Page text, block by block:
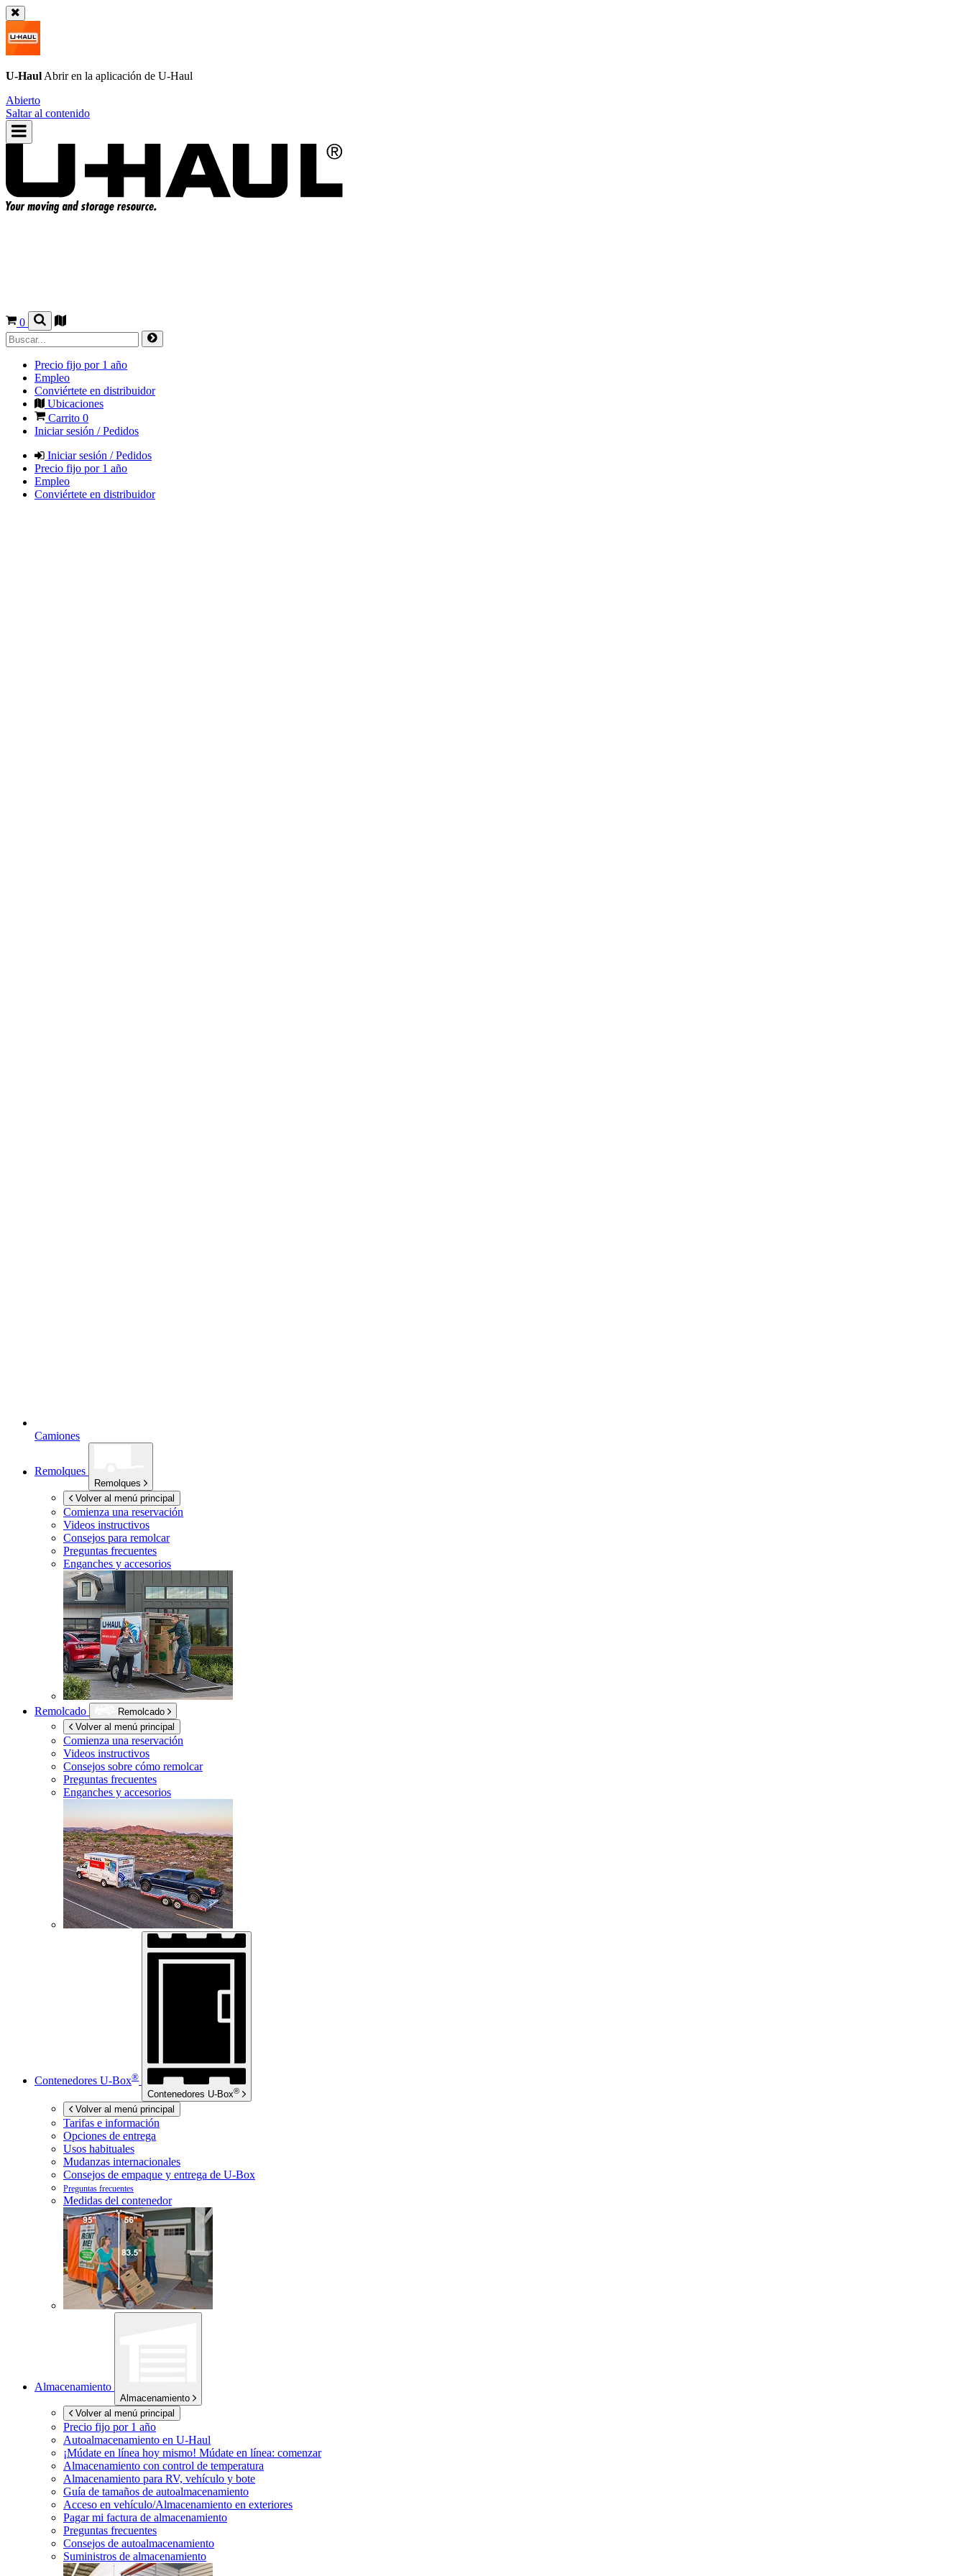
U-Haul Abrir en la aplicación de U-Haul
Abierto
Saltar al contenido
0
Precio fijo por 1 año
Empleo
Conviértete en distribuidor
Ubicaciones
Carrito 0
Iniciar sesión / Pedidos
Iniciar sesión / Pedidos
Precio fijo por 1 año
Empleo
Conviértete en distribuidor
Camiones
Remolques
Remolques
Volver al menú principal
Comienza una reservación
Videos instructivos
Consejos para remolcar
Preguntas frecuentes
Enganches y accesorios
Remolcado
Remolcado
Volver al menú principal
Comienza una reservación
Videos instructivos
Consejos sobre cómo remolcar
Preguntas frecuentes
Enganches y accesorios
Contenedores U-Box®
Contenedores U-Box®
Volver al menú principal
Tarifas e información
Opciones de entrega
Usos habituales
Mudanzas internacionales
Consejos de empaque y entrega de U-Box
Preguntas frecuentes
Medidas del contenedor
Almacenamiento
Almacenamiento
Volver al menú principal
Precio fijo por 1 año
Autoalmacenamiento en U-Haul
¡Múdate en línea hoy mismo! Múdate en línea: comenzar
Almacenamiento con control de temperatura
Almacenamiento para RV, vehículo y bote
Guía de tamaños de autoalmacenamiento
Acceso en vehículo/Almacenamiento en exteriores
Pagar mi factura de almacenamiento
Preguntas frecuentes
Consejos de autoalmacenamiento
Suministros de almacenamiento